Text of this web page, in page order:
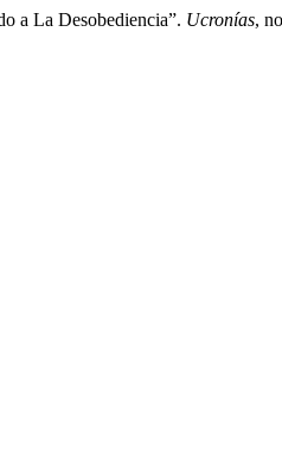
a La Desobediencia”. Ucronías,